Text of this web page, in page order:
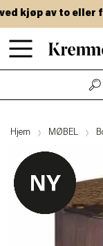
Hopp
til
kjøp av to eller
Hjem MØBEL